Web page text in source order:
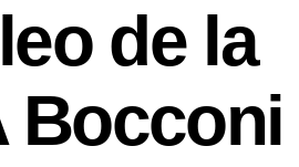
de la
Bocconi